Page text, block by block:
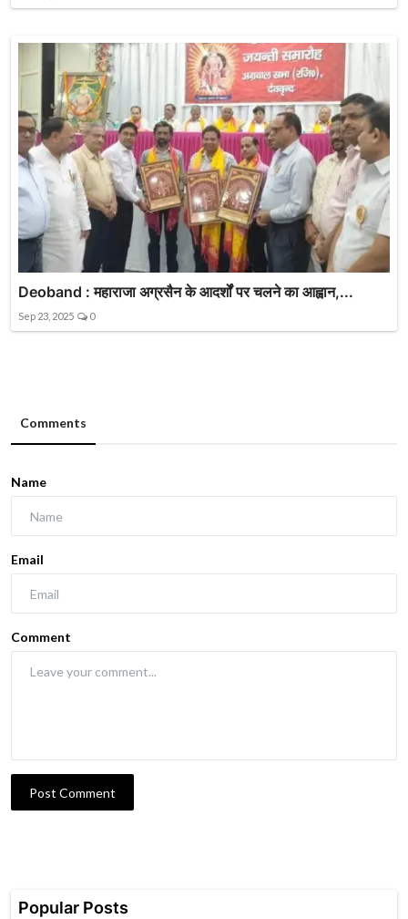
Deoband : महाराजा अग्रसैन के आदर्शों पर चलने का आह्वान,...
Sep 23, 2025 0
Comments
Name
Email
Comment
Post Comment
Popular Posts